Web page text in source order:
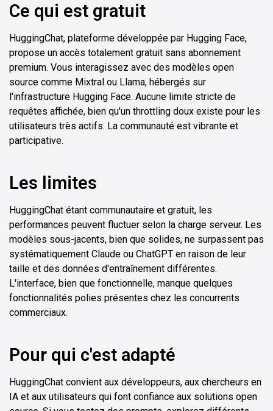
Ce qui est gratuit
HuggingChat, plateforme développée par Hugging Face,
propose un accès totalement gratuit sans abonnement
premium. Vous interagissez avec des modèles open
source comme Mixtral ou Llama, hébergés sur
l'infrastructure Hugging Face. Aucune limite stricte de
requêtes affichée, bien qu'un throttling doux existe pour les
utilisateurs très actifs. La communauté est vibrante et
participative.
Les limites
HuggingChat étant communautaire et gratuit, les
performances peuvent fluctuer selon la charge serveur. Les
modèles sous-jacents, bien que solides, ne surpassent pas
systématiquement Claude ou ChatGPT en raison de leur
taille et des données d'entraînement différentes.
L'interface, bien que fonctionnelle, manque quelques
fonctionnalités polies présentes chez les concurrents
commerciaux.
Pour qui c'est adapté
HuggingChat convient aux développeurs, aux chercheurs en
IA et aux utilisateurs qui font confiance aux solutions open